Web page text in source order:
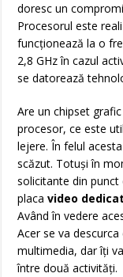
doresc un
Procesorul este
funcționează la o
2,8 GHz în cazul
se datorează
Are un chipset
procesor, ce este
lejere. În felul
scăzut. Totuși în
solicitante din punct
placavideo
Având în vedere
Acer se va
multimedia, dar îți
între două activități.